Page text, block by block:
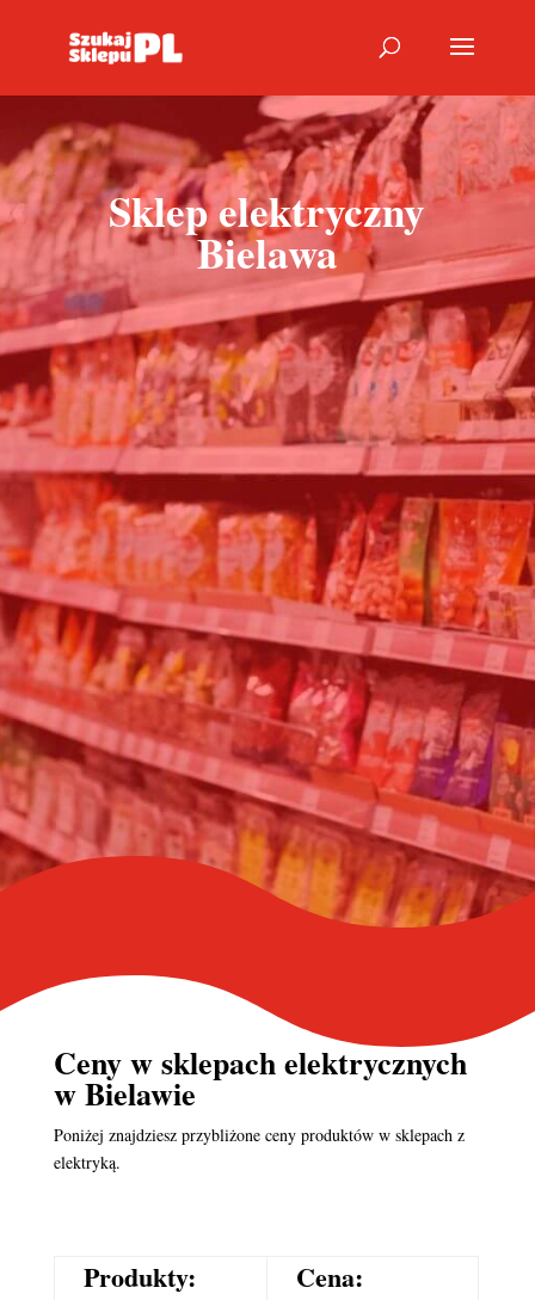
Sklep elektryczny
Bielawa
Ceny wsklepach elektrycznych
w Bielawie
Poniżej znajdziesz przybliżone ceny produktów w sklepach z
elektryką.
Produkty: Cena: